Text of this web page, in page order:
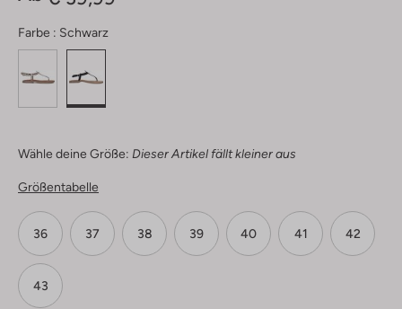
Farbe : Schwarz
Wähle deine Größe: Dieser Artikel fällt kleiner aus
Größentabelle
36 37 38 39 40 41 42
43